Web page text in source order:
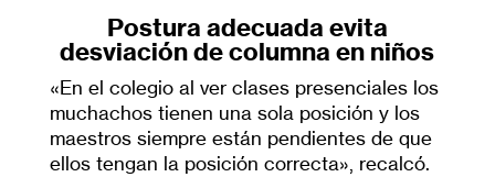
Postura adecuada evita
desviación de columna en niños
«En el colegio al ver clases presenciales los
muchachos tienen una sola posición y los
maestros siempre están pendientes de que
ellos tengan la posición correcta», recalcó.